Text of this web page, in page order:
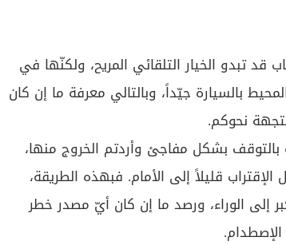
قد تبدو الخيار التلقائي المريح، ولكنّها في
بالسيارة جيّداً، وبالتالي معرفة ما إن كان
نحوكم.
بشكل مفاجئ وأردتم الخروج منها،
قليلاً إلى الأمام. فبهذه الطريقة،
إلى الوراء، ورصد ما إن كان أيّ مصدر خطر